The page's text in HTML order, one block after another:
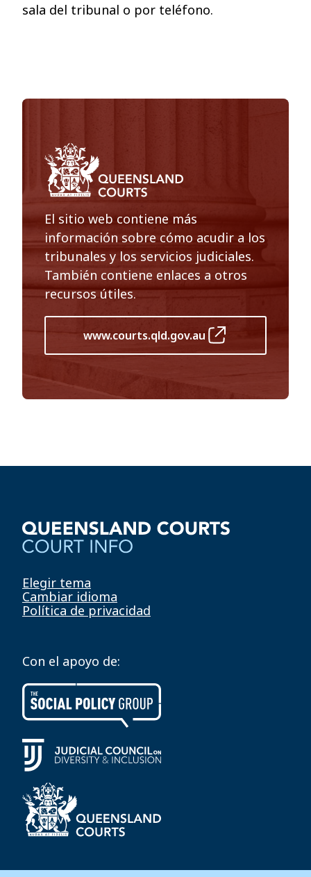
sala del tribunal o por teléfono.
El sitio web contiene más
información sobre cómo acudir a los
tribunales y los servicios judiciales.
También contiene enlaces a otros
recursos útiles.
www.courts.qld.gov.au
Elegir tema
Cambiar idioma
Política de privacidad
Con el apoyo de: